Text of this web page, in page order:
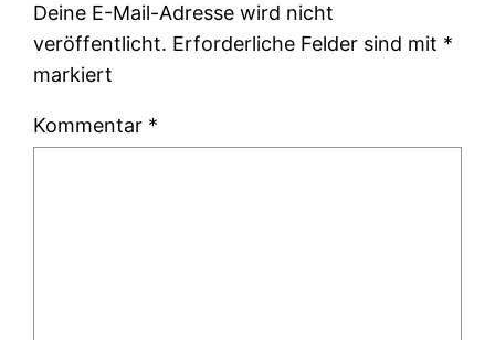
Deine E-Mail-Adresse wird nicht
veröffentlicht. Erforderliche Felder sind mit *
markiert
Kommentar *